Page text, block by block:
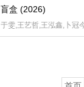
盲盒 (2026)
于雯,王艺哲,王泓鑫,卜冠